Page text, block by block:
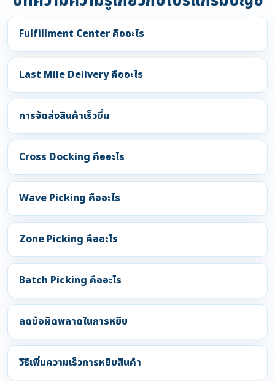
Fulfillment Center คืออะไร
Last Mile Delivery คืออะไร
การจัดส่งสินค้าเร็วขึ้น
Cross Docking คืออะไร
Wave Picking คืออะไร
Zone Picking คืออะไร
Batch Picking คืออะไร
ลดข้อผิดพลาดในการหยิบ
วิธีเพิ่มความเร็วการหยิบสินค้า